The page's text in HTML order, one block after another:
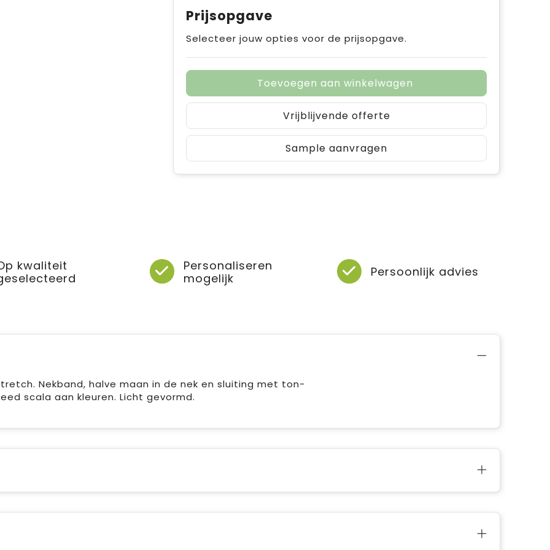
Prijsopgave
Selecteer jouw opties voor de prijsopgave.
Toevoegen aan winkelwagen
Vrijblijvende offerte
Sample aanvragen
kwaliteit
Personaliseren
mogelijk
Persoonlijk advies
Nekband, halve maan in de nek en sluiting met ton-
scala aan kleuren. Licht gevormd.